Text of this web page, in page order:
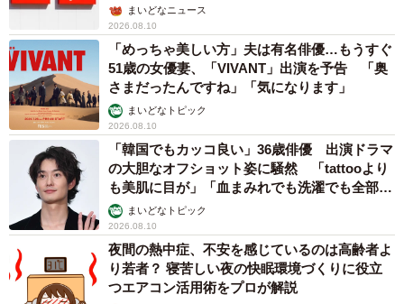
まいどなニュース
2026.08.10
「めっちゃ美しい方」夫は有名俳優…もうすぐ
51歳の女優妻、「VIVANT」出演を予告 「奥
さまだったんですね」「気になります」
まいどなトピック
2026.08.10
「韓国でもカッコ良い」36歳俳優 出演ドラマ
の大胆なオフショット姿に騒然 「tattooより
も美肌に目が」「血まみれでも洗濯でも全部か
っこいい」
まいどなトピック
2026.08.10
夜間の熱中症、不安を感じているのは高齢者よ
り若者？ 寝苦しい夜の快眠環境づくりに役立
つエアコン活用術をプロが解説